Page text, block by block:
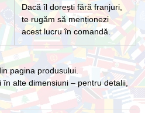
Dacă îl dorești fără franjuri,
te rugăm să menționezi
acest lucru în comandă.
pagina produsului.
alte dimensiuni – pentru detalii,